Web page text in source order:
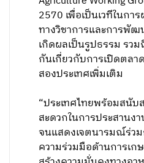
2570 เพื่อเป็นเวทีในก
ทางวิชาการและการพัฒ
เกิดผลเป็นรูปธรรม รว
กันเกี่ยวกับการเปิดตลา
สองประเทศเพิ่มเติม
“ประเทศไทยพร้อมสนับ
สะดวกในการประสานง
จนแสดงเจตนารมณ์ร่วม
ความร่วมมือด้านการเก